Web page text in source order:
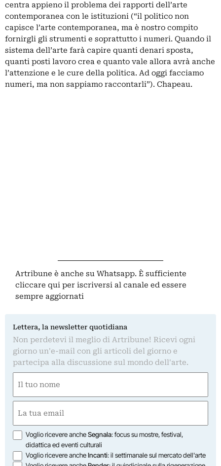
centra appieno il problema dei rapporti dell’arte
contemporanea con le istituzioni (“il politico non
capisce l’arte contemporanea, ma è nostro compito
fornirgli gli strumenti e soprattutto i numeri. Quando il
sistema dell’arte farà capire quanti denari sposta,
quanti posti lavoro crea e quanto vale allora avrà anche
l’attenzione e le cure della politica. Ad oggi facciamo
numeri, ma non sappiamo raccontarli”). Chapeau.
Artribune è anche su Whatsapp. È sufficiente
cliccare qui per iscriversi al canale ed essere
sempre aggiornati
Lettera, la newsletter quotidiana
Non perdetevi il meglio di Artribune! Ricevi ogni
giorno un'e-mail con gli articoli del giorno e
partecipa alla discussione sul mondo dell'arte.
(Obbligatorio)
Nome
(Obbligatorio)
Opzioni
Voglio ricevere ancheSegnala: focus su mostre, festival,
didattica ed eventi culturali
Voglio ricevere ancheIncanti: il settimanale sul mercato dell'arte